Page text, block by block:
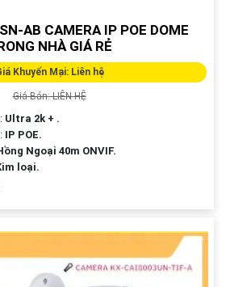
AB CAMERA IP POE DOME
NHÀ GIÁ RẺ
Khuyến Mại: Liên hệ
Giá Bán: LIÊN HỆ
Ultra 2k + .
IP POE.
Ngoại 40m ONVIF.
loại.